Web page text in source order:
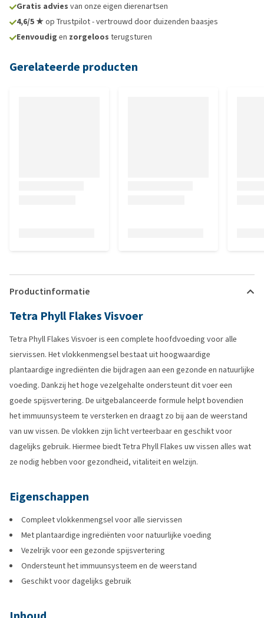
Gratis advies van onze eigen dierenartsen
4,6/5 ★op Trustpilot - vertrouwd door duizenden baasjes
Eenvoudig en zorgeloos terugsturen
Gerelateerde producten
Productinformatie
Tetra Phyll Flakes Visvoer
Tetra Phyll Flakes Visvoer is een complete hoofdvoeding voor alle
siervissen. Het vlokkenmengsel bestaat uit hoogwaardige
plantaardige ingrediënten die bijdragen aan een gezonde en natuurlijke
voeding. Dankzij het hoge vezelgehalte ondersteunt dit voer een
goede spijsvertering. De uitgebalanceerde formule helpt bovendien
het immuunsysteem te versterken en draagt zo bij aan de weerstand
van uw vissen. De vlokken zijn licht verteerbaar en geschikt voor
dagelijks gebruik. Hiermee biedt Tetra Phyll Flakes uw vissen alles wat
ze nodig hebben voor gezondheid, vitaliteit en welzijn.
Eigenschappen
Compleet vlokkenmengsel voor alle siervissen
Met plantaardige ingrediënten voor natuurlijke voeding
Vezelrijk voor een gezonde spijsvertering
Ondersteunt het immuunsysteem en de weerstand
Geschikt voor dagelijks gebruik